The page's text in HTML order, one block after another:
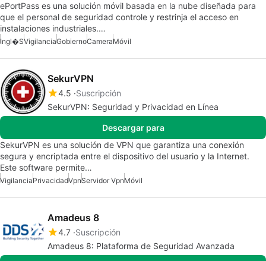
ePortPass es una solución móvil basada en la nube diseñada para
que el personal de seguridad controle y restrinja el acceso en
instalaciones industriales.…
Ingl�sVigilanciaGobiernoCameraMóvil
SekurVPN
4.5 Suscripción
SekurVPN: Seguridad y Privacidad en Línea
Descargar para
SekurVPN es una solución de VPN que garantiza una conexión
segura y encriptada entre el dispositivo del usuario y la Internet.
Este software permite…
VigilanciaPrivacidadVpnServidor VpnMóvil
Amadeus 8
4.7 Suscripción
Amadeus 8: Plataforma de Seguridad Avanzada